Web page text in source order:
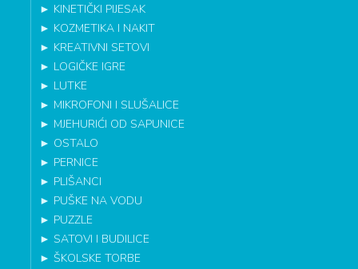
► KINETIČKI PIJESAK
► KOZMETIKA I NAKIT
► KREATIVNI SETOVI
► LOGIČKE IGRE
► LUTKE
► MIKROFONI I SLUŠALICE
► MJEHURIĆI OD SAPUNICE
► OSTALO
► PERNICE
► PLIŠANCI
► PUŠKE NA VODU
► PUZZLE
►SATOVI I BUDILICE
►ŠKOLSKE TORBE